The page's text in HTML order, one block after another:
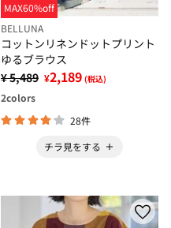
MAX60%off
BELLUNA
コットンリネンドットプリント
ゆるブラウス
¥ 5,489 ¥2,189 (税込)
2colors
28件
チラ見をする